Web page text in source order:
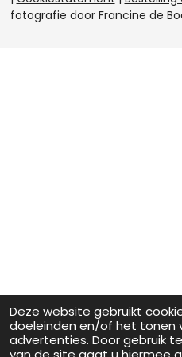
Deze website gebruikt
doeleinden en/of het tonen
advertenties. Door gebruik
e
r
fotografie door Francine de